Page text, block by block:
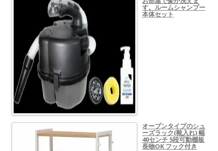
す。ルームシャンプー
本体セット
オープンタイプのシュ
ーズラック(靴入れ) 幅
40センチ 5段可動棚板
長物OK フック付き